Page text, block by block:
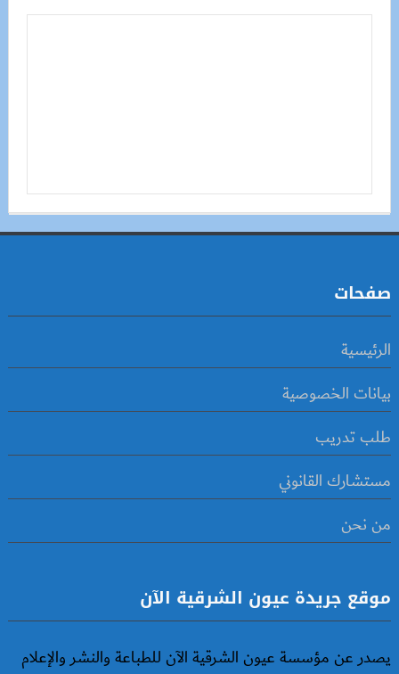
صفحات
الرئيسية
بيانات الخصوصية
طلب تدريب
مستشارك القانوني
من نحن
موقع جريدة عيون الشرقية الآن
يصدر عن مؤسسة عيون الشرقية الآن للطباعة والنشر والإعلام